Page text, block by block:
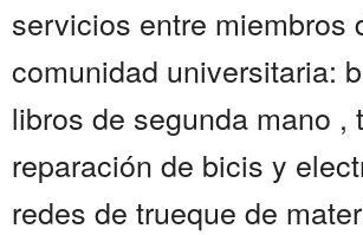
servicios entre miembros
comunidad universitaria:
libros de segunda mano ,
reparación de bicis y
redes de trueque de